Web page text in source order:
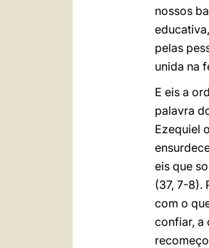
nossos
pelas
unida na
E eis a
palavra
Ezequiel
eis que
(37, 7-8).
com o
confiar, a